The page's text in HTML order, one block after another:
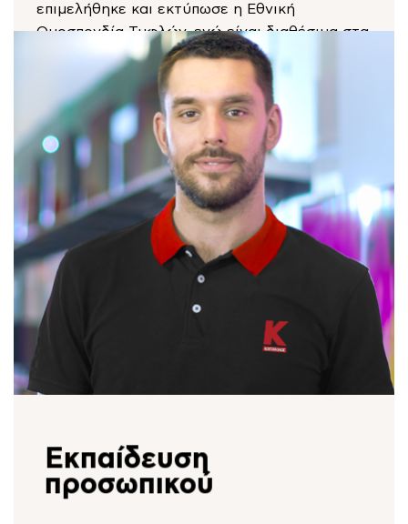
επιμελήθηκε και εκτύπωσε η Εθνική
Ομοσπονδία Τυφλών, ενώ είναι διαθέσιμα στα
91 καταστήματα Κωτσόβολος σε όλη την
Ελλάδα.
Εκπαίδευση
προσωπικού